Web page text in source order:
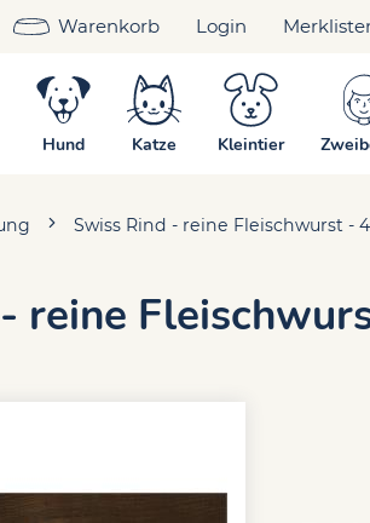
Warenkorb Login
Hund Katze Kleintier
Swiss Rind - reine Fleischwurst -
reine